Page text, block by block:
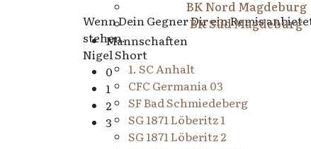
Wenn Dein Gegner Dir ein Remis
stehen.
Nigel Short
0
1
2
3
BK Nord Magdeburg
BK Süd Magdeburg
Mannschaften
1. SC Anhalt
CFC Germania 03
SF Bad Schmiedeberg
SG 1871 Löberitz 1
SG 1871 Löberitz 2